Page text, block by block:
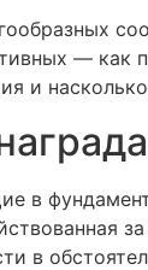
—
и
в
в